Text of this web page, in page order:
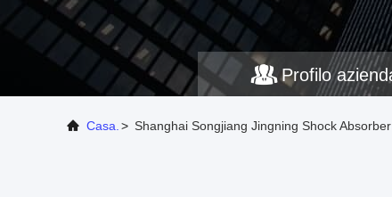
Profilo
Casa. > Shanghai Songjiang Jingning Shock